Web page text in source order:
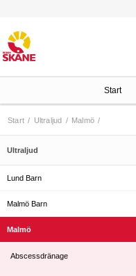
Start
Start / Ultraljud / Malmö /
Ultraljud
Lund Barn
Malmö Barn
Malmö
Abscessdränage